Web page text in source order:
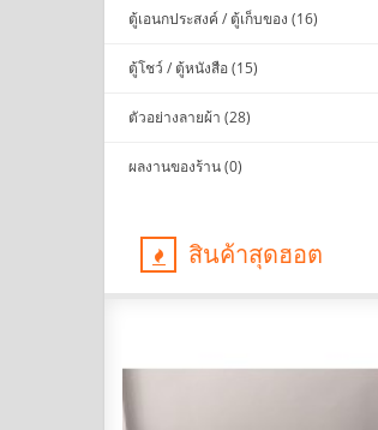
ตู้เอนกประสงค์ / ตู้เก็บของ (16)
ตู้โชว์ / ตู้หนังสือ (15)
ตัวอย่างลายผ้า (28)
ผลงานของร้าน (0)
สินค้าสุดฮอต